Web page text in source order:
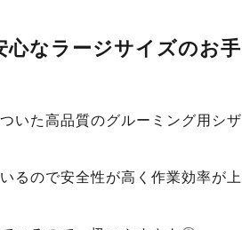
なラージサイズのお手
いた高品質のグルーミング用シザ
るので安全性が高く作業効率が上